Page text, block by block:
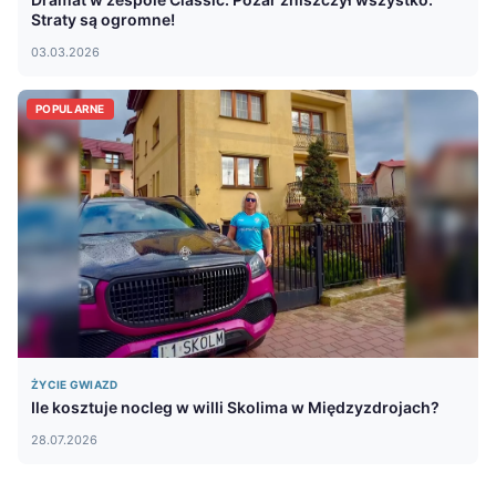
Straty są ogromne!
03.03.2026
POPULARNE
ŻYCIE GWIAZD
Ile kosztuje nocleg w willi Skolima w Międzyzdrojach?
28.07.2026